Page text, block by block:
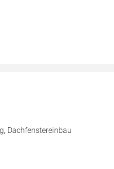
Dachfenstereinbau